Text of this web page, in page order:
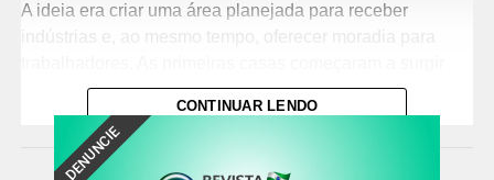
A ideia era criar uma área planejada para receber
indústrias e, ao mesmo tempo, oferecer moradia para
nos anos 1980 e, desde então, a região nunca parou de
crescer.
Nos anos 1970, o bairro parecia isolado às margens da
CONTINUAR LENDO
DENUNCIE